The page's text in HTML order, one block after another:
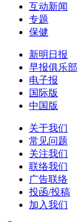
互动新闻
专题
保健
新明日报
早报俱乐部
电子报
国际版
中国版
关于我们
常见问题
关注我们
联络我们
广告联络
投函/投稿
加入我们